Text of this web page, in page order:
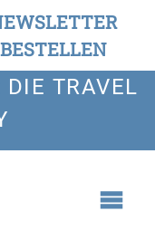
BESTELLEN
DIE TRAVEL